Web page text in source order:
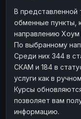
ЗК
WU
Наличные
Наличные
Наличные
В
обменные пункты,
направлению Хоум
По выбранному
Среди них 344 в
СКАМ и 184 в
услуги как в
Курсы
позволяет вам
информацию.